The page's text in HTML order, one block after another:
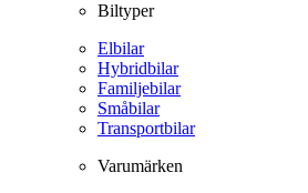
Biltyper
Elbilar
Hybridbilar
Familjebilar
Småbilar
Transportbilar
Varumärken